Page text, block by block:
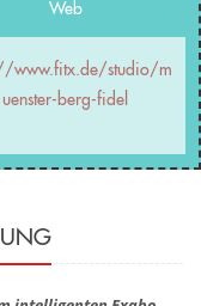
Web
www.fitx.de/studio/m
uenster-berg-fidel